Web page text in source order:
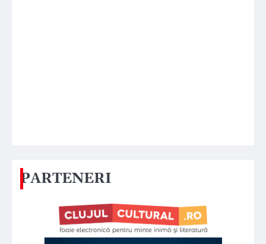
PARTENERI